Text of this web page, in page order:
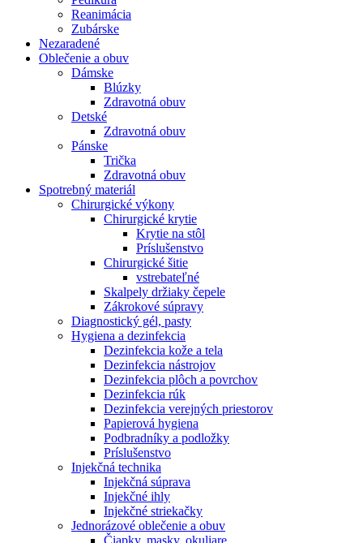
Reanimácia
Zubárske
Nezaradené
Oblečenie a obuv
Dámske
Blúzky
Zdravotná obuv
Detské
Zdravotná obuv
Pánske
Trička
Zdravotná obuv
Spotrebný materiál
Chirurgické výkony
Chirurgické krytie
Krytie na stôl
Príslušenstvo
Chirurgické šitie
vstrebateľné
Skalpely držiaky čepele
Zákrokové súpravy
Diagnostický gél, pasty
Hygiena a dezinfekcia
Dezinfekcia kože a tela
Dezinfekcia nástrojov
Dezinfekcia plôch a povrchov
Dezinfekcia rúk
Dezinfekcia verejných priestorov
Papierová hygiena
Podbradníky a podložky
Príslušenstvo
Injekčná technika
Injekčná súprava
Injekčné ihly
Injekčné striekačky
Jednorázové oblečenie a obuv
Čiapky, masky, okuliare